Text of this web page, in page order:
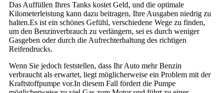
Das Auffüllen Ihres Tanks kostet Geld, und die optimale
Kilometerleistung kann dazu beitragen, Ihre Ausgaben niedrig zu
halten.Es ist ein schönes Gefühl, verschiedene Wege zu finden,
um den Benzinverbrauch zu verlängern, sei es durch weniger
Gasgeben oder durch die Aufrechterhaltung des richtigen
Reifendrucks.
Wenn Sie jedoch feststellen, dass Ihr Auto mehr Benzin
verbraucht als erwartet, liegt möglicherweise ein Problem mit der
Kraftstoffpumpe vor.In diesem Fall fördert die Pumpe